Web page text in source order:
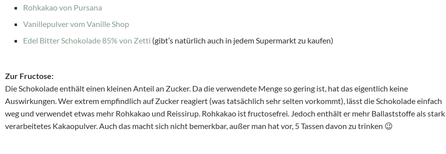
Rohkakao von Pursana
Vanillepulver vom Vanille Shop
Edel Bitter Schokolade 85% von Zetti (gibt’s natürlich auch in jedem Supermarkt zu kaufen)
Zur Fructose:
Die Schokolade enthält einen kleinen Anteil an Zucker. Da die verwendete Menge so gering ist, hat das eigentlich keine
Auswirkungen. Wer extrem empfindlich auf Zucker reagiert (was tatsächlich sehr selten vorkommt), lässt die Schokolade einfach
weg und verwendet etwas mehr Rohkakao und Reissirup. Rohkakao ist fructosefrei. Jedoch enthält er mehr Ballaststoffe als stark
verarbeitetes Kakaopulver. Auch das macht sich nicht bemerkbar, außer man hat vor, 5 Tassen davon zu trinken 😉